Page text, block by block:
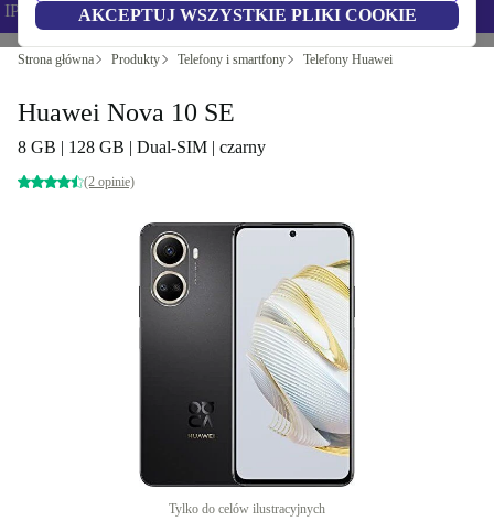
AKCEPTUJ WSZYSTKIE PLIKI COOKIE
IPHONEDEAL –Regulamin
Strona główna Produkty Telefony i smartfony Telefony Huawei
Huawei Nova 10 SE
8 GB | 128 GB | Dual-SIM | czarny
(2 opinie)
Tylko do celów ilustracyjnych